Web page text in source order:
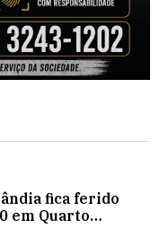
fica ferido
em Quarto